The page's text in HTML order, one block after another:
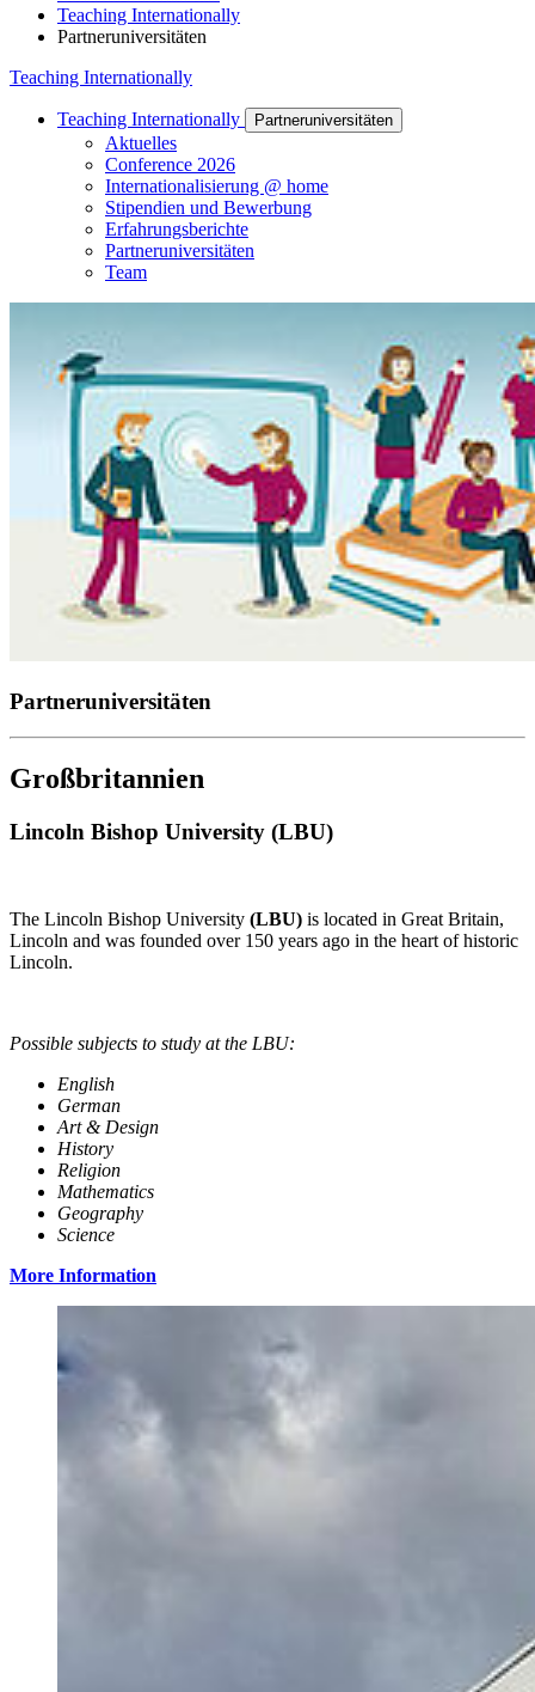
Teaching Internationally
Partneruniversitäten
Teaching Internationally
Teaching Internationally Partneruniversitäten
Aktuelles
Conference 2026
Internationalisierung @ home
Stipendien und Bewerbung
Erfahrungsberichte
Partneruniversitäten
Team
Partneruniversitäten
Großbritannien
Lincoln Bishop University (LBU)
The Lincoln Bishop University (LBU) is located in Great Britain,
Lincoln and was founded over 150 years ago in the heart of historic
Lincoln.
Possible subjects to study at the LBU:
English
German
Art & Design
History
Religion
Mathematics
Geography
Science
More Information